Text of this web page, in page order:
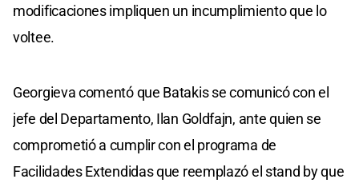
modificaciones impliquen un incumplimiento que lo
voltee.
Georgieva comentó que Batakis se comunicó con el
jefe del Departamento, Ilan Goldfajn, ante quien se
comprometió a cumplir con el programa de
Facilidades Extendidas que reemplazó el stand by que